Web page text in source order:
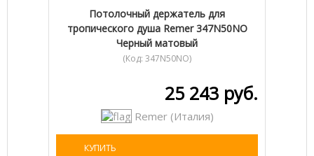
Потолочный держатель для
тропического душа Remer 347N50NO
Черный матовый
(Код: 347N50NO)
25 243 руб.
Remer (Италия)
КУПИТЬ